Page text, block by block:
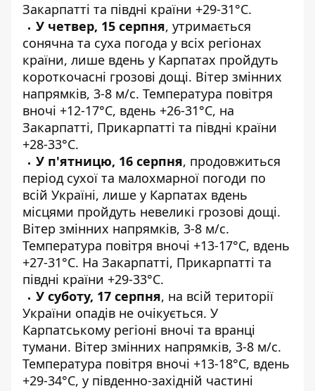
Закарпатті та півдні країни +29-31°C.
У четвер, 15 серпня, утримається
сонячна та суха погода у всіх регіонах
країни, лише вдень у Карпатах пройдуть
короткочасні грозові дощі. Вітер змінних
напрямків, 3-8 м/с. Температура повітря
вночі +12-17°C, вдень +26-31°C, на
Закарпатті, Прикарпатті та півдні країни
+28-33°C.
У п'ятницю, 16 серпня, продовжиться
період сухої та малохмарної погоди по
всій Україні, лише у Карпатах вдень
місцями пройдуть невеликі грозові дощі.
Вітер змінних напрямків, 3-8 м/с.
Температура повітря вночі +13-17°C, вдень
+27-31°C. На Закарпатті, Прикарпатті та
півдні країни +29-33°C.
У суботу, 17 серпня, на всій території
України опадів не очікується. У
Карпатському регіоні вночі та вранці
тумани. Вітер змінних напрямків, 3-8 м/с.
Температура повітря вночі +13-18°C, вдень
+29-34°C, у південно-західній частині